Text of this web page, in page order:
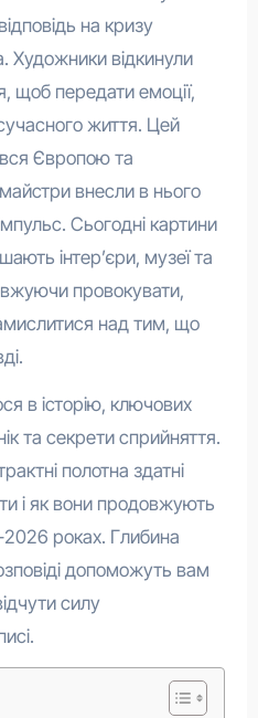
на кризу
Художники відкинули
щоб передати емоції,
життя. Цей
Європою та
внесли в нього
Сьогодні картини
інтер’єри, музеї та
провокувати,
над тим, що
в історію, ключових
та секрети сприйняття.
полотна здатні
і як вони продовжують
роках. Глибина
допоможуть вам
силу